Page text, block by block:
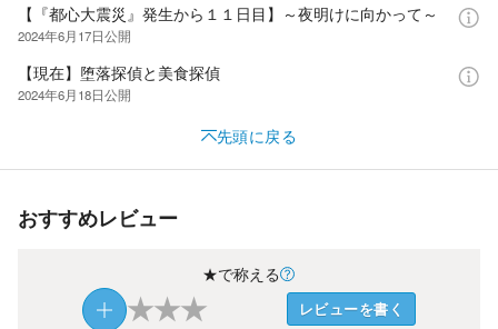
【『都心大震災』発生から１１日目】～夜明けに向かって～
2024年6月17日公開
【現在】堕落探偵と美食探偵
2024年6月18日公開
先頭に戻る
おすすめレビュー
★で称える
★★★ レビューを書く